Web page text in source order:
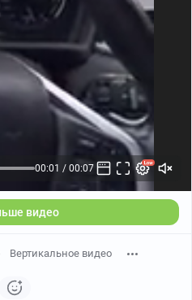
видео
Вертикальное видео